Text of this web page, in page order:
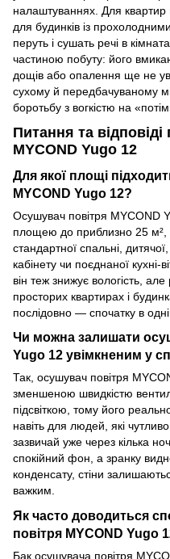
налаштуваннях. Для квартир
для будинків із
перуть і сушать речі в
частиною побуту: його
дощів або опалення ще не
сухому й передбачуваному
боротьбу з вогкістю на
Питання та
MYCOND Yugo 12
Для якої площі
MYCOND Yugo 12?
Осушувач повітря MYCOND
площею до приблизно 25 м²,
стандартної спальні,
кабінету чи поєднаної
він теж знижує вологість,
просторих квартирах і
послідовно — спочатку в
Чи можна залишати
Yugo 12 увімкненим у
Так, осушувач повітря
зменшеною швидкістю
підсвіткою, тому його
навіть для людей, які
зазвичай уже через кілька
спокійний фон, а зранку
конденсату, стіни
важким.
Як часто доводиться
повітря MYCOND Yugo
Бак осушувача повітря